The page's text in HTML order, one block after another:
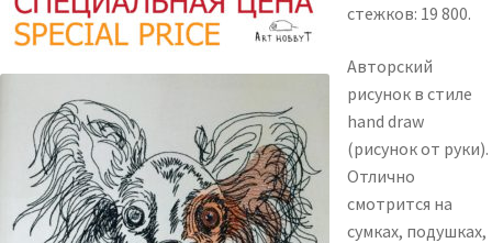
стежков: 19 800.
Авторский
рисунок в стиле
hand draw
(рисунок от руки).
Отлично
смотрится на
сумках, подушках,